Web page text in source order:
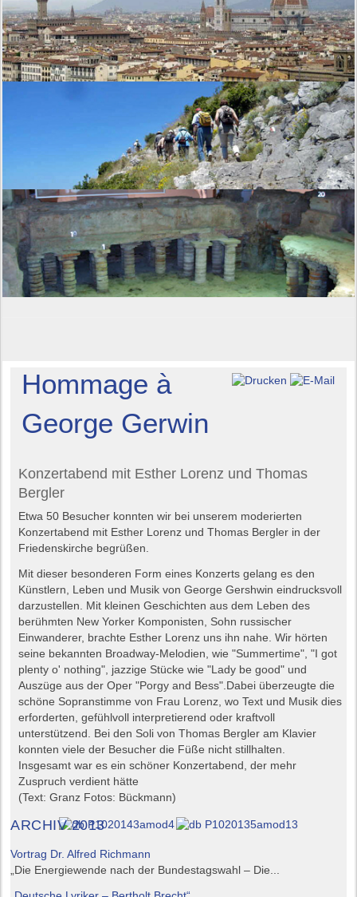
Hommage à
George Gerwin
Konzertabend mit Esther Lorenz und Thomas
Bergler
Etwa 50 Besucher konnten wir bei unserem moderierten
Konzertabend mit Esther Lorenz und Thomas Bergler in der
Friedenskirche begrüßen.
Mit dieser besonderen Form eines Konzerts gelang es den
Künstlern, Leben und Musik von George Gershwin eindrucksvoll
darzustellen. Mit kleinen Geschichten aus dem Leben des
berühmten New Yorker Komponisten, Sohn russischer
Einwanderer, brachte Esther Lorenz uns ihn nahe. Wir hörten
seine bekannten Broadway-Melodien, wie "Summertime", "I got
plenty o' nothing", jazzige Stücke wie "Lady be good" und
Auszüge aus der Oper "Porgy and Bess".Dabei überzeugte die
schöne Sopranstimme von Frau Lorenz, wo Text und Musik dies
erforderten, gefühlvoll interpretierend oder kraftvoll
unterstützend. Bei den Soli von Thomas Bergler am Klavier
konnten viele der Besucher die Füße nicht stillhalten.
Insgesamt war es ein schöner Konzertabend, der mehr
Zuspruch verdient hätte
(Text: Granz Fotos: Bückmann)
ARCHIV 2013
Vortrag Dr. Alfred Richmann
„Die Energiewende nach der Bundestagswahl – Die...